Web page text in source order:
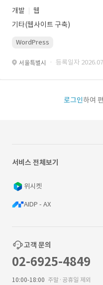
개발
웹
기타(웹사이트 구축)
WordPress
서울특별시 · 등록일자
로그인하여
서비스 전체보기
위시켓
AIDP - AX
고객 문의
02-6925-4849
10:00-18:00 주말·공휴일 제외